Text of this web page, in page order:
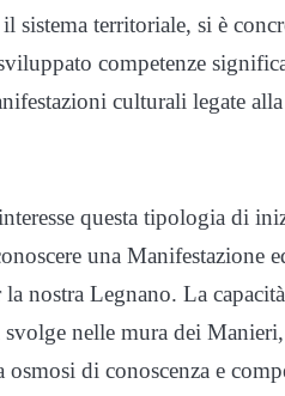
sistema territoriale, si è
competenze
culturali legate
questa tipologia di
una Manifestazione
nostra Legnano. La
nelle mura dei
di conoscenza e